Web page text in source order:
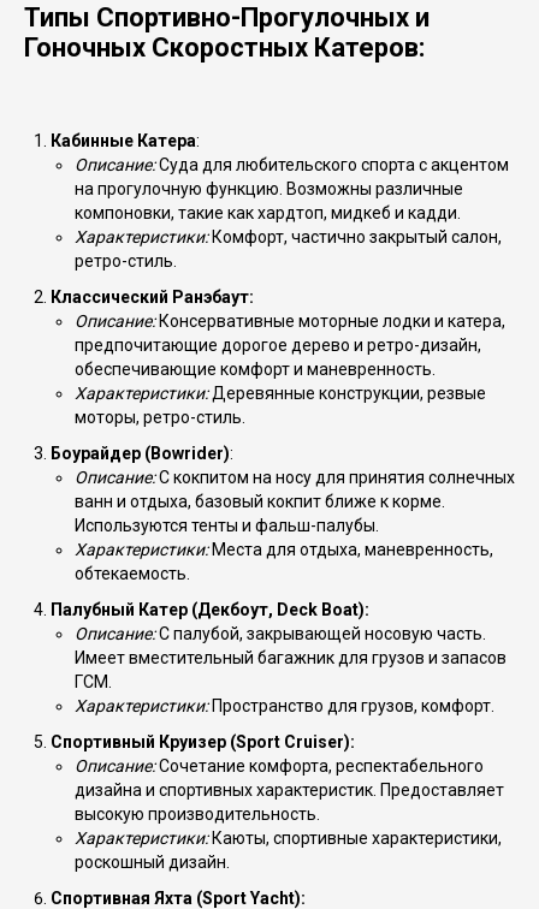
Типы Спортивно-Прогулочных и
Гоночных Скоростных Катеров:
Кабинные Катера:
Описание:Суда для любительского спорта с акцентом
на прогулочную функцию. Возможны различные
компоновки, такие как хардтоп, мидкеб и кадди.
Характеристики:Комфорт, частично закрытый салон,
ретро-стиль.
Классический Ранэбаут:
Описание:Консервативные моторные лодки и катера,
предпочитающие дорогое дерево и ретро-дизайн,
обеспечивающие комфорт и маневренность.
Характеристики:Деревянные конструкции, резвые
моторы, ретро-стиль.
Боурайдер (Bowrider):
Описание:С кокпитом на носу для принятия солнечных
ванн и отдыха, базовый кокпит ближе к корме.
Используются тенты и фальш-палубы.
Характеристики:Места для отдыха, маневренность,
обтекаемость.
Палубный Катер (Декбоут, Deck Boat):
Описание:С палубой, закрывающей носовую часть.
Имеет вместительный багажник для грузов и запасов
ГСМ.
Характеристики:Пространство для грузов, комфорт.
Спортивный Круизер (Sport Cruiser):
Описание:Сочетание комфорта, респектабельного
дизайна и спортивных характеристик. Предоставляет
высокую производительность.
Характеристики:Каюты, спортивные характеристики,
роскошный дизайн.
Спортивная Яхта (Sport Yacht):